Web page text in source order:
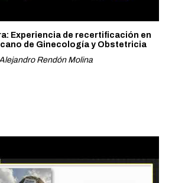
Experiencia de recertificación en
de Ginecología y Obstetricia
Rendón Molina